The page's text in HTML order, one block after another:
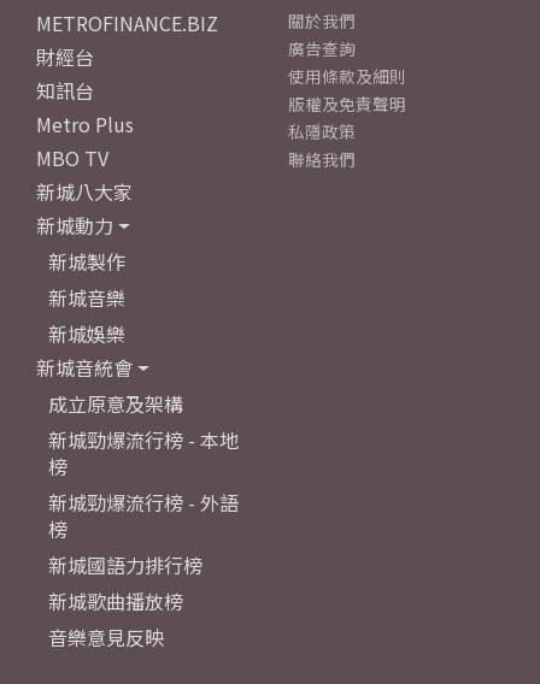
METROFINANCE.BIZ
財經台
知訊台
Metro Plus
MBO TV
新城八大家
新城動力
新城製作
新城音樂
新城娛樂
新城音統會
成立原意及架構
新城勁爆流行榜 - 本地
榜
新城勁爆流行榜 - 外語
榜
新城國語力排行榜
新城歌曲播放榜
音樂意見反映
關於我們
廣告查詢
使用條款及細則
版權及免責聲明
私隱政策
聯絡我們